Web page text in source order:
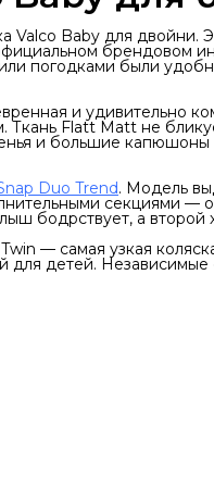
Valco Baby для двойни.
брендовом
погодками были
и удивительно
Flatt Matt не
и большие
Duo Trend. Модель
секциями —
бодрствует, а второй
— самая узкая
для детей.